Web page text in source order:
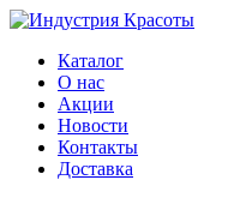
Каталог
О нас
Акции
Новости
Контакты
Доставка